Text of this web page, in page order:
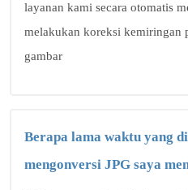
layanan kami secara otomatis
melakukan koreksi kemiringan
gambar
Berapa lama waktu yang
mengonversi JPG saya